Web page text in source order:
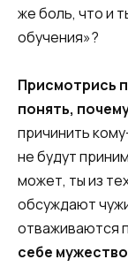
же боль, что и
обучения»?
Присмотрись
понять,
причинить
не будут
может, ты из
обсуждают
отваживаются
себе